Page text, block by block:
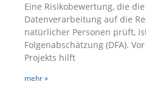
Eine Risikobewertung, die
Datenverarbeitung auf die
natürlicher Personen prüft,
Folgenabschätzung (DFA).
Projekts hilft
mehr »